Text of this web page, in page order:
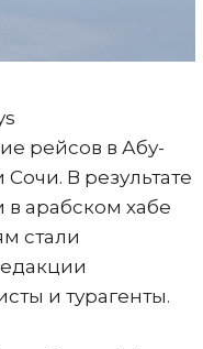
рейсов в Абу-
В результате
в арабском хабе
стали
и турагенты.